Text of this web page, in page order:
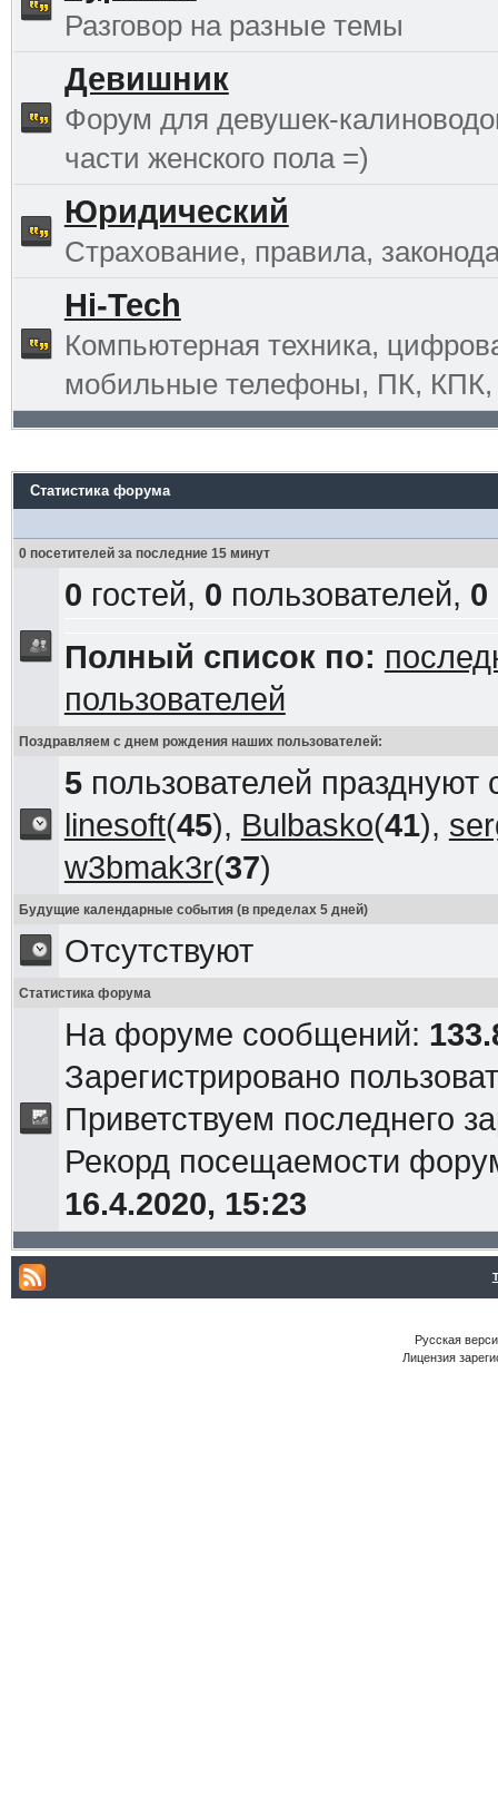
Разговор на разные темы
Девишник
Форум для девушек-
части женского пола =)
Юридический
Страхование, правила,
Hi-Tech
Компьютерная техника,
мобильные телефоны, ПК, КПК,
Статистика форума
0 посетителей за последние 15 минут
0 гостей, 0 пользователей, 0
Полный список по:
пользователей
Поздравляем с днем рождения наших пользователей:
5пользователей празднуют
linesoft(45), Bulbasko(41),
w3bmak3r(37)
Будущие календарные события (в пределах 5 дней)
Отсутствуют
Статистика форума
На форуме сообщений:
Зарегистрировано
Приветствуем последнего
Рекорд посещаемости
16.4.2020, 15:23
Русская
Лицензия